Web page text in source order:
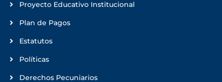
Proyecto Educativo Institucional
Plan de Pagos
Estatutos
Políticas
Derechos Pecuniarios